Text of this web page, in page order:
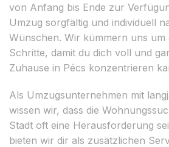
von Anfang bis Ende zur
Umzug sorgfältig und individuell
Wünschen. Wir kümmern uns um
Schritte, damit du dich voll und
Zuhause in Pécs konzentrieren
Als Umzugsunternehmen mit
wissen wir, dass die
Stadt oft eine Herausforderung
bieten wir dir als zusätzlichen